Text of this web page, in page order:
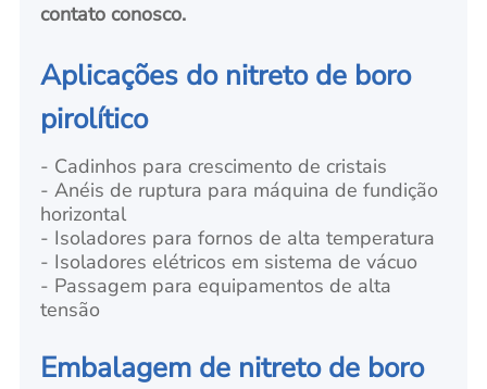
contato conosco.
Aplicações do nitreto de boro
pirolítico
- Cadinhos para crescimento de cristais
- Anéis de ruptura para máquina de fundição
horizontal
- Isoladores para fornos de alta temperatura
- Isoladores elétricos em sistema de vácuo
- Passagem para equipamentos de alta
tensão
Embalagem de nitreto de boro